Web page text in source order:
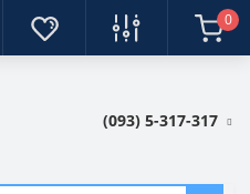
0
(093) 5-317-317